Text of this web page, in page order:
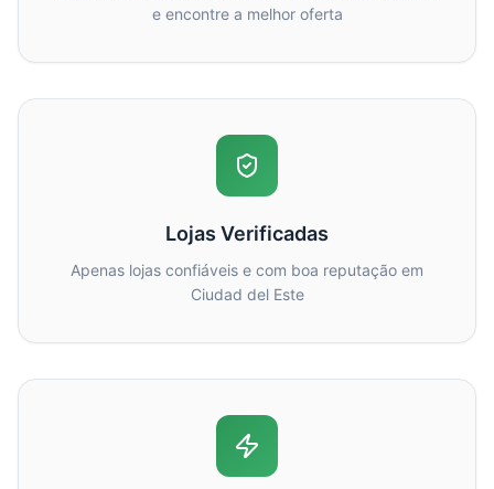
e encontre a melhor oferta
Lojas Verificadas
Apenas lojas confiáveis e com boa reputação em
Ciudad del Este